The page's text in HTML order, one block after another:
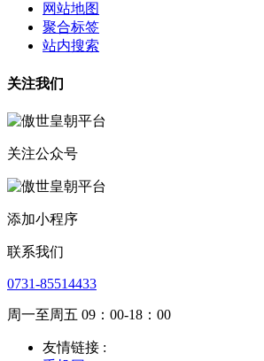
网站地图
聚合标签
站内搜索
关注我们
关注公众号
添加小程序
联系我们
0731-85514433
周一至周五 09：00-18：00
友情链接 :